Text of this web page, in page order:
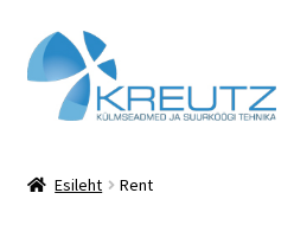
Liigu
navigeerimisele
Liigu
sisu
juurde
Esileht Rent